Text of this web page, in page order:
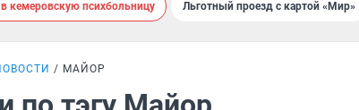
кемеровскую психбольницу Льготный проезд с картой «Мир»
МАЙОР